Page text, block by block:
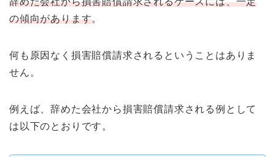
の傾向があります。
何も原因なく損害賠償請求されるということはありま
せん。
例えば、辞めた会社から損害賠償請求される例として
は以下のとおりです。